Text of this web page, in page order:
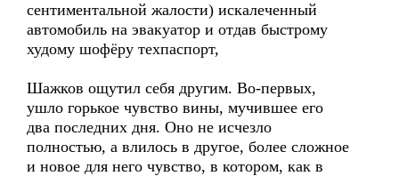
сентиментальной жалости) искалеченный
автомобиль на эвакуатор и отдав быстрому
худому шофёру техпаспорт,
Шажков ощутил себя другим. Во-первых,
ушло горькое чувство вины, мучившее его
два последних дня. Оно не исчезло
полностью, а влилось в другое, более сложное
и новое для него чувство, в котором, как в